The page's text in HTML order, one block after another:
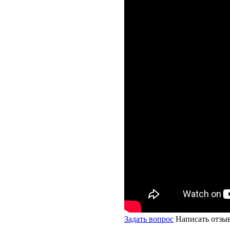
Задать вопрос Написать